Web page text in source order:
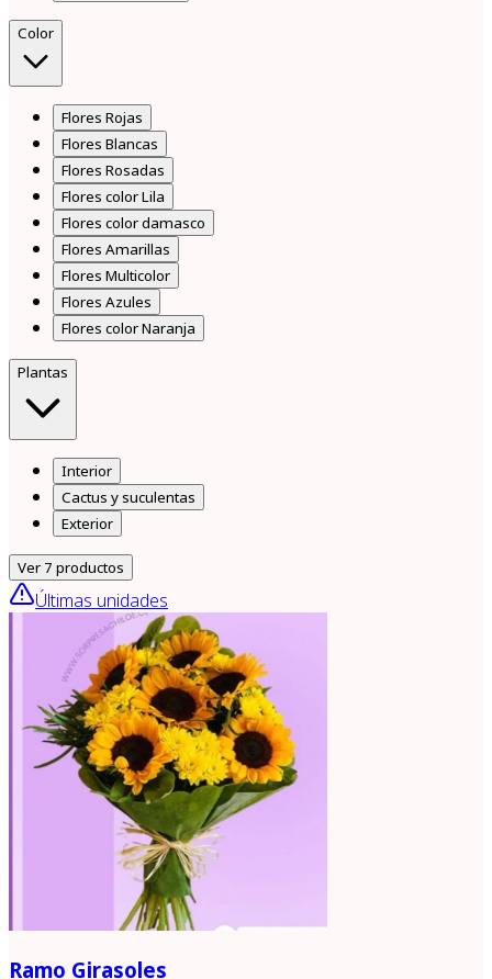
Color
Flores Rojas
Flores Blancas
Flores Rosadas
Flores color Lila
Flores color damasco
Flores Amarillas
Flores Multicolor
Flores Azules
Flores color Naranja
Plantas
Interior
Cactus y suculentas
Exterior
Ver 7 productos
Últimas unidades
Ramo Girasoles